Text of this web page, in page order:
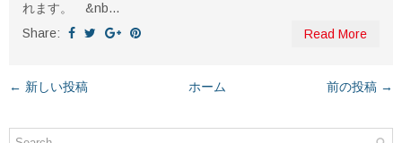
れます。 &nb...
Share:
Read More
← 新しい投稿 前の投稿 →
ホーム